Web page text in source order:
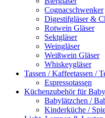
Cognacschwenker
Digestifgläser &
Rotwein Gläser
Sektgläser
Weingläser
Weißwein Gläser
Whiskeygläser
Tassen / Kaffeetassen /
Espressotassen
Küchenzubehör für
Babylätzchen /
Kinderküche /